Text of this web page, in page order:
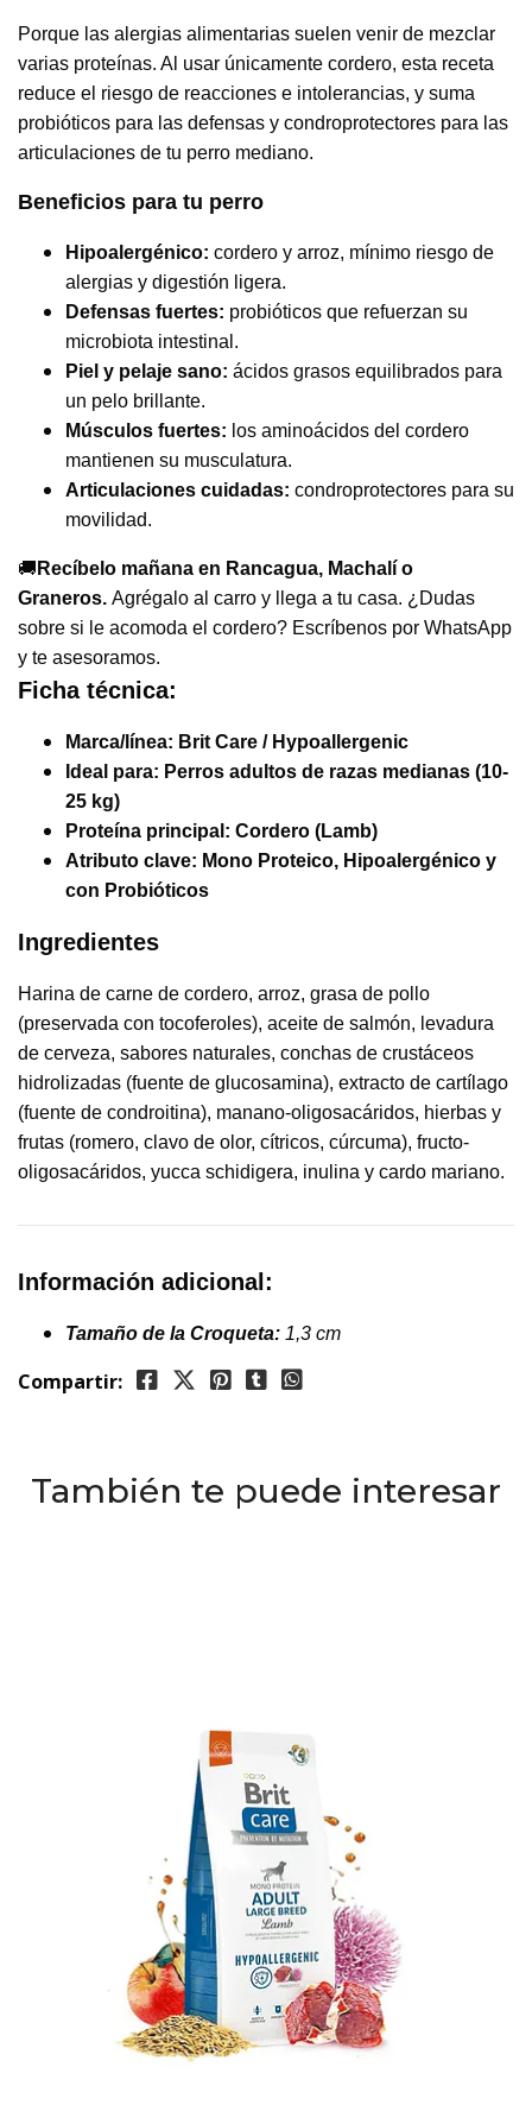
Porque las alergias alimentarias suelen venir de mezclar
varias proteínas. Al usar únicamente cordero, esta receta
reduce el riesgo de reacciones e intolerancias, y suma
probióticos para las defensas y condroprotectores para las
articulaciones de tu perro mediano.
Beneficios para tu perro
Hipoalergénico: cordero y arroz, mínimo riesgo de
alergias y digestión ligera.
Defensas fuertes: probióticos que refuerzan su
microbiota intestinal.
Piel y pelaje sano: ácidos grasos equilibrados para
un pelo brillante.
Músculos fuertes: los aminoácidos del cordero
mantienen su musculatura.
Articulaciones cuidadas: condroprotectores para su
movilidad.
🚚 Recíbelo mañana en Rancagua, Machalí o
Graneros. Agrégalo al carro y llega a tu casa. ¿Dudas
sobre si le acomoda el cordero? Escríbenos por WhatsApp
y te asesoramos.
Ficha técnica:
Marca/línea: Brit Care / Hypoallergenic
Ideal para: Perros adultos de razas medianas (10-
25 kg)
Proteína principal: Cordero (Lamb)
Atributo clave: Mono Proteico, Hipoalergénico y
con Probióticos
Ingredientes
Harina de carne de cordero, arroz, grasa de pollo
(preservada con tocoferoles), aceite de salmón, levadura
de cerveza, sabores naturales, conchas de crustáceos
hidrolizadas (fuente de glucosamina), extracto de cartílago
(fuente de condroitina), manano-oligosacáridos, hierbas y
frutas (romero, clavo de olor, cítricos, cúrcuma), fructo-
oligosacáridos, yucca schidigera, inulina y cardo mariano.
Información adicional:
Tamaño de la Croqueta: 1,3 cm
Compartir:
También te puede interesar